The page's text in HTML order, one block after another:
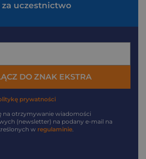
za uczestnictwo
DO ZNAK EKSTRA
prywatności
na otrzymywanie wiadomości
(newsletter) na podany e-mail na
w regulaminie.